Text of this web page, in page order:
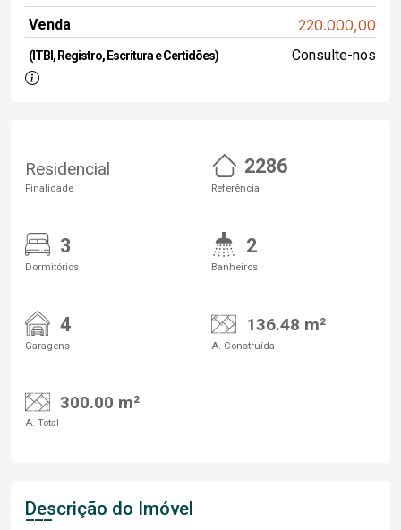
Venda 220.000,00
(ITBI, Registro, Escritura e Certidões) Consulte-nos
Residencial
Finalidade
2286
Referência
3
Dormitórios
2
Banheiros
4
Garagens
136.48 m²
A. Construída
300.00 m²
A. Total
Descrição do Imóvel